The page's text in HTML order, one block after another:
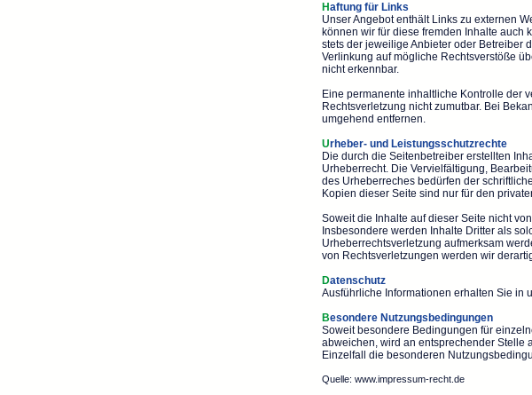
Haftung für Links
Unser Angebot enthält Links zu externen
können wir für diese fremden Inhalte auch
stets der jeweilige Anbieter oder Betreiber
Verlinkung auf mögliche Rechtsverstöße
nicht erkennbar.
Eine permanente inhaltliche Kontrolle der
Rechtsverletzung nicht zumutbar. Bei
umgehend entfernen.
Urheber- und Leistungsschutzrechte
Die durch die Seitenbetreiber erstellten
Urheberrecht. Die Vervielfältigung,
des Urheberreches bedürfen der
Kopien dieser Seite sind nur für den
Soweit die Inhalte auf dieser Seite nicht
Insbesondere werden Inhalte Dritter als
Urheberrechtsverletzung aufmerksam
von Rechtsverletzungen werden wir
Datenschutz
Ausführliche Informationen erhalten Sie in
Besondere Nutzungsbedingungen
Soweit besondere Bedingungen für
abweichen, wird an entsprechender Stelle
Einzelfall die besonderen
Quelle: www.impressum-recht.de